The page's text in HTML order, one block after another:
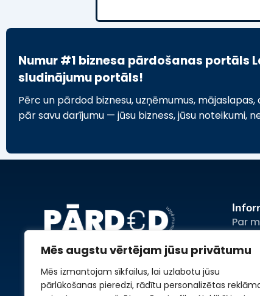
Mēs augstu vērtējam jūsu privātumu
Mēs izmantojam sīkfailus, lai uzlabotu jūsu
pārlūkošanas pieredzi, rādītu personalizētas
Numur #1 biznesa pārdošanas portāls
sludinājumu portāls!
Pērc un pārdod biznesu, uzņēmumus,
pār savu darījumu — jūsu bizness, jūsu noteikumi,
Par